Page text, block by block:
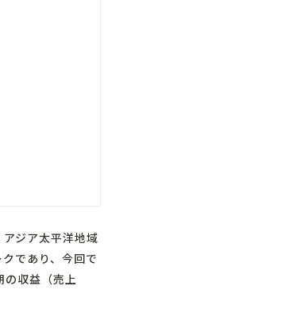
ジア太平洋地域
であり、今回で
収益（売上